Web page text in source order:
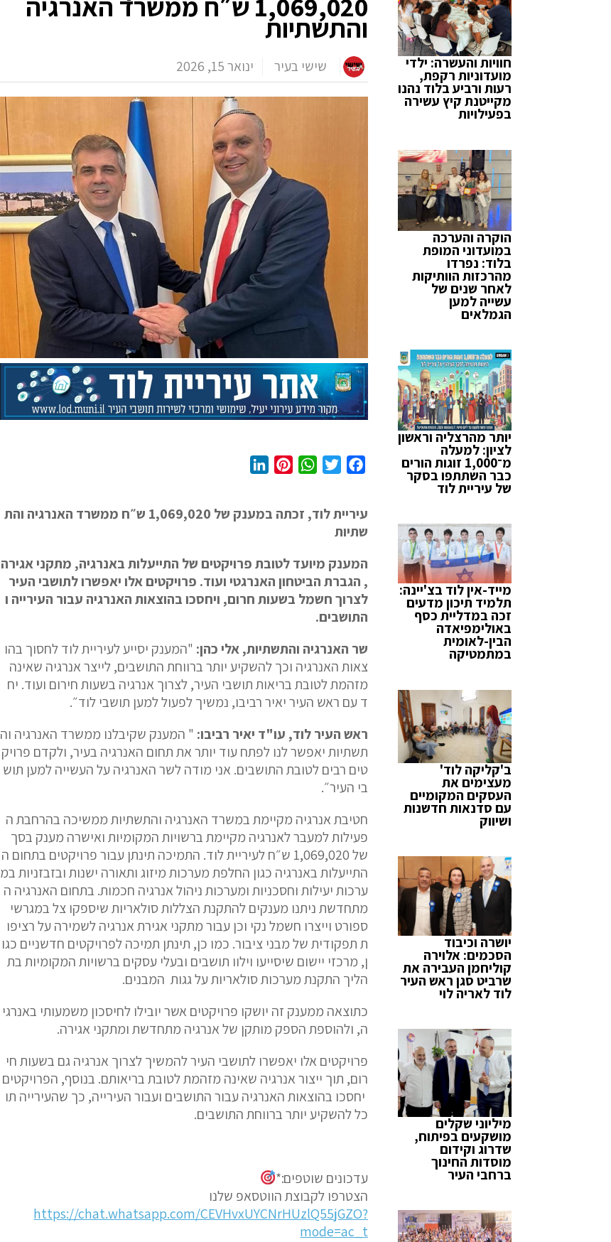
והתשתיות
שישי בעיר ינואר 15, 2026
e
b
o
k
t
r
W
t
p
p
t
e
s
k
I
n
עירייתלוד, זכתה במענק של ש״ח ממשרד האנרגיה והת
שתיות
המענק מיועדלטובת פרויקטים של התייעלות באנרגיה, מתקניאגירה
, הגברת הביטחון האנרגטי ועוד. פרויקטיםאלו יאפשרולתושבי העיר
לצרוך חשמל בשעות חרום, ויחסכו בהוצאות האנרגיה עבור העירייה ו
התושבים.
שר האנרגיה והתשתיות,אלי כהן:
"המענק יסייעלעירייתלודלחסוך בהו
צאות האנרגיה וכךלהשקיע יותר ברווחת התושבים,לייצר אנרגיה שאינה
מזהמתלטובת בריאות תושבי העיר,לצרוך אנרגיה בשעות חירום ועוד. יח
ד עם ראש העיר יאיר רביבו, נמשיךלפעוללמען תושבילוד״.
ראש העירלוד, עו"ד יאיר רביבו:
" המענק שקיבלנו ממשרד האנרגיה וה
תשתיות יאפשרלנולפתח עוד יותר את תחום האנרגיה בעיר, ולקדם פרויק
טים רביםלטובת התושבים. אני מודהלשר האנרגיה על העשייהלמען תוש
בי העיר״.
חטיבת אנרגיה מקיימת במשרד האנרגיה והתשתיות ממשיכה בהרחבת ה
פעילותלמעברלאנרגיה מקיימת ברשויות המקומיות ואישרה מענק בסך
של1,069,020 ש״חלעירייתלוד. התמיכה תינתן עבור פרויקטים בתחום ה
התייעלות באנרגיה כגון החלפת מערכות מיזוג ותאורה ישנות ובזבזניות במ
ערכות יעילות וחסכניות ומערכות ניהול אנרגיה חכמות. בתחום האנרגיה ה
מתחדשת ניתנו מענקיםלהתקנת הצללות סולאריות שיספקוצל במגרשי
ספורט וייצרו חשמל נקי וכן עבור מתקני אגירת אנרגיהלשמירה על רציפו
ת תפקודית של מבניציבור. כמו כן, תינתן תמיכהלפרויקטים חדשניים כגו
ן, מרכזי יישום שיסייעו וילוו תושבים ובעלי עסקים ברשויות המקומיות בת
הליך התקנת מערכות סולאריות על גגות המבנים.
כתוצאה ממענק זה יושקו פרויקטים אשר יובילולחיסכון משמעותי באנרגי
ה, ולהוספת הספק מותקן של אנרגיה מתחדשת ומתקני אגירה.
פרויקטים אלו יאפשרולתושבי העירלהמשיךלצרוך אנרגיה גם בשעות חי
רום, תוך ייצור אנרגיה שאינה מזהמתלטובת בריאותם. בנוסף, הפרויקטים
יחסכו בהוצאות האנרגיה עבור התושבים ועבור העירייה, כך שהעירייה תו
כללהשקיע יותר ברווחת התושבים.
עדכונים שוטפים:*
הצטרפו לקבוצת הווטסאפ שלנו
https://chat.whatsapp.com/CEVHvxUYCNrHUzlQ55jGZO?
mode=ac_t
חוויות והעשרה: ילדי
מועדוניות רקפת,
רעות ורביע בלוד נהנו
מקייטנת קיץ עשירה
בפעילויות
הוקרה והערכה
במועדוני המופת
בלוד: נפרדו
מהרכזות הוותיקות
לאחר שנים של
עשייה למען
הגמלאים
יותר מהרצליה וראשון
לציון: למעלה
מ־1,000 זוגות הורים
כבר השתתפו בסקר
של עיריית לוד
מייד-אין לוד בצ'יינה:
תלמיד תיכון מדעים
זכה במדליית כסף
באולימפיאדה
הבין-לאומית
במתמטיקה
ב'קליקה לוד'
מעצימים את
העסקים המקומיים
עם סדנאות חדשנות
ושיווק
יושרה וכיבוד
הסכמים: אלוירה
קוליחמן העבירה את
שרביט סגן ראש העיר
לוד לאריה לוי
מיליוני שקלים
מושקעים בפיתוח,
שדרוג וקידום
מוסדות החינוך
ברחבי העיר